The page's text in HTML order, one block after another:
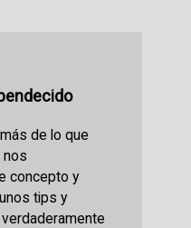
de lo que
nos
concepto y
tips y